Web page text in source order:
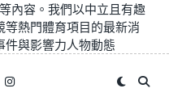
內容。我們以中立且有趣
熱門體育項目的最新消
件與影響力人物動態